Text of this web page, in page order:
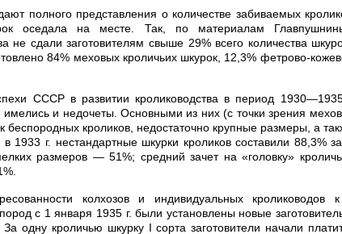
полного представления о количестве забиваемых
оседала на месте. Так, по материалам
не сдали заготовителям свыше 29% всего количества
84% меховых кроличьих шкурок, 12,3% фетрово-
СССР в развитии кролиководства в период
имелись и недочеты. Основными из них (с точки зрения
беспородных кроликов, недостаточно крупные размеры, а
1933 г. нестандартные шкурки кроликов составили 88,3%
размеров — 51%; средний зачет на «головку»
колхозов и индивидуальных кролиководов
с 1 января 1935 г. были установлены новые
одну кроличью шкурку I сорта заготовители начали